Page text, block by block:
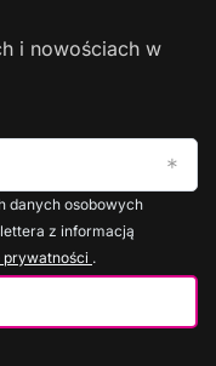
i nowościach w
danych osobowych
z informacją
prywatności .